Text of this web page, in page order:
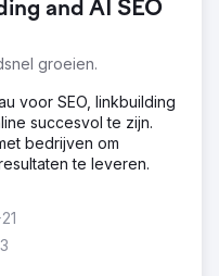
van de
en het vergroten
van de hevige
strategie
en on-site
contentcreatie,
Backlinkacquisitie
sites.
te lossen, de
te verbeteren.
and AI SEO
groeien.
voor SEO, linkbuilding
succesvol te zijn.
bedrijven om
te leveren.